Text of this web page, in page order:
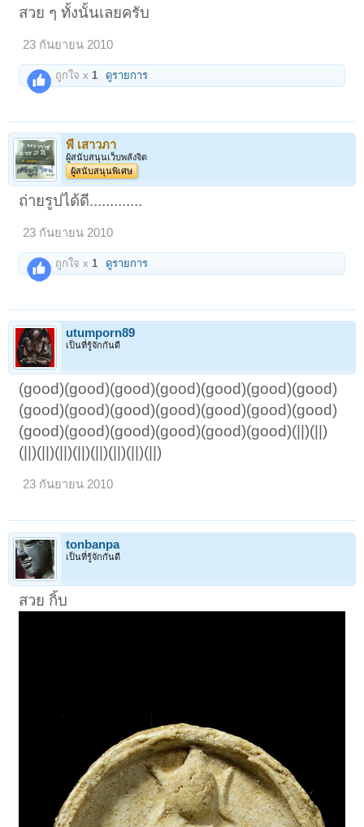
สวย ๆ ทั้งนั้นเลยครับ
23 กันยายน 2010
ถูกใจ x 1 ดูรายการ
พี เสาวภา
ผู้สนับสนุนเว็บพลังจิต
ผู้สนับสนุนพิเศษ
ถ่ายรูปได้ดี.............
23 กันยายน 2010
ถูกใจ x 1 ดูรายการ
utumporn89
เป็นที่รู้จักกันดี
(good)(good)(good)(good)(good)(good)(good)
(good)(good)(good)(good)(good)(good)(good)
(good)(good)(good)(good)(good)(good)(||)(||)
(||)(||)(||)(||)(||)(||)(||)(||)
23 กันยายน 2010
tonbanpa
เป็นที่รู้จักกันดี
สวย กิ้บ